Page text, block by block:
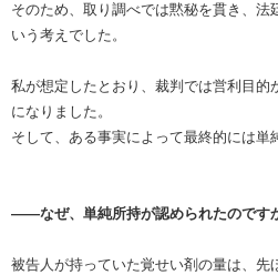
そのため、取り調べでは黙秘を貫き、法
いう考えでした。
私が想定したとおり、裁判では営利目的
になりました。
そして、ある事実によって最終的には単
――なぜ、単純所持が認められたのです
被告人が持っていた覚せい剤の量は、先